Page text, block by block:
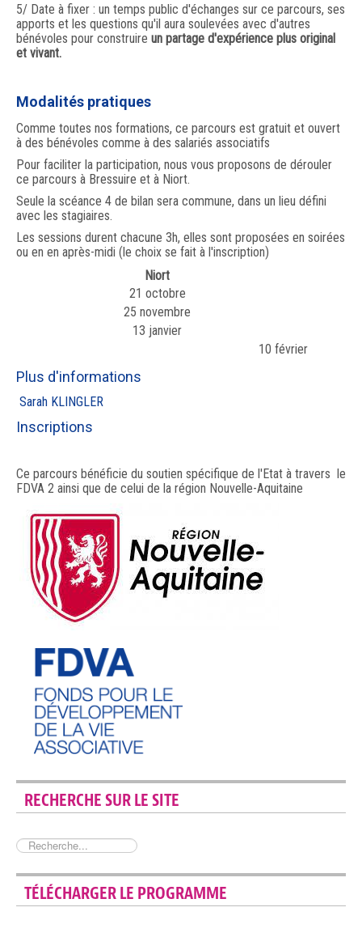
5/ Date à fixer : un temps public d'échanges sur ce parcours, ses
apports et les questions qu'il aura soulevées avec d'autres
bénévoles pour construire un partage d'expérience plus original
et vivant.
Modalités pratiques
Comme toutes nos formations, ce parcours est gratuit et ouvert
à des bénévoles comme à des salariés associatifs
Pour faciliter la participation, nous vous proposons de dérouler
ce parcours à Bressuire et à Niort.
Seule la scéance 4 de bilan sera commune, dans un lieu défini
avec les stagiaires.
Les sessions durent chacune 3h, elles sont proposées en soirées
ou en en après-midi (le choix se fait à l'inscription)
Niort
21 octobre
25 novembre
13 janvier
10 février
Plus d'informations
Sarah KLINGLER
Inscriptions
Ce parcours bénéficie du soutien spécifique de l'Etat à travers le
FDVA 2 ainsi que de celui de la région Nouvelle-Aquitaine
RECHERCHE SUR LE SITE
TÉLÉCHARGER LE PROGRAMME